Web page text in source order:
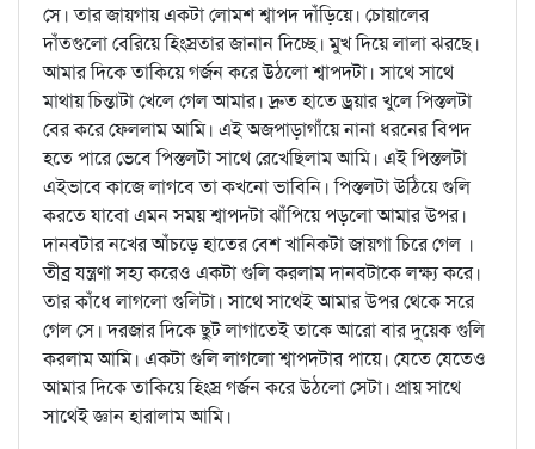
সে। তার জায়গায় একটা লোমশ শ্বাপদ দাঁড়িয়ে। চোয়ালের
দাঁতগুলো বেরিয়ে হিংস্রতার জানান দিচ্ছে। মুখ দিয়ে লালা ঝরছে।
আমার দিকে তাকিয়ে গর্জন করে উঠলো শ্বাপদটা। সাথে সাথে
মাথায় চিন্তাটা খেলে গেল আমার। দ্রুত হাতে ড্রয়ার খুলে পিস্তলটা
বের করে ফেললাম আমি। এই অজপাড়াগাঁয়ে নানা ধরনের বিপদ
হতে পারে ভেবে পিস্তলটা সাথে রেখেছিলাম আমি। এই পিস্তলটা
এইভাবে কাজে লাগবে তা কখনো ভাবিনি। পিস্তলটা উঠিয়ে গুলি
করতে যাবো এমন সময় শ্বাপদটা ঝাঁপিয়ে পড়লো আমার উপর।
দানবটার নখের আঁচড়ে হাতের বেশ খানিকটা জায়গা চিরে গেল ।
তীব্র যন্ত্রণা সহ্য করেও একটা গুলি করলাম দানবটাকে লক্ষ্য করে।
তার কাঁধে লাগলো গুলিটা। সাথে সাথেই আমার উপর থেকে সরে
গেল সে। দরজার দিকে ছুট লাগাতেই তাকে আরো বার দুয়েক গুলি
করলাম আমি। একটা গুলি লাগলো শ্বাপদটার পায়ে। যেতে যেতেও
আমার দিকে তাকিয়ে হিংস্র গর্জন করে উঠলো সেটা। প্রায় সাথে
সাথেই জ্ঞান হারালাম আমি।